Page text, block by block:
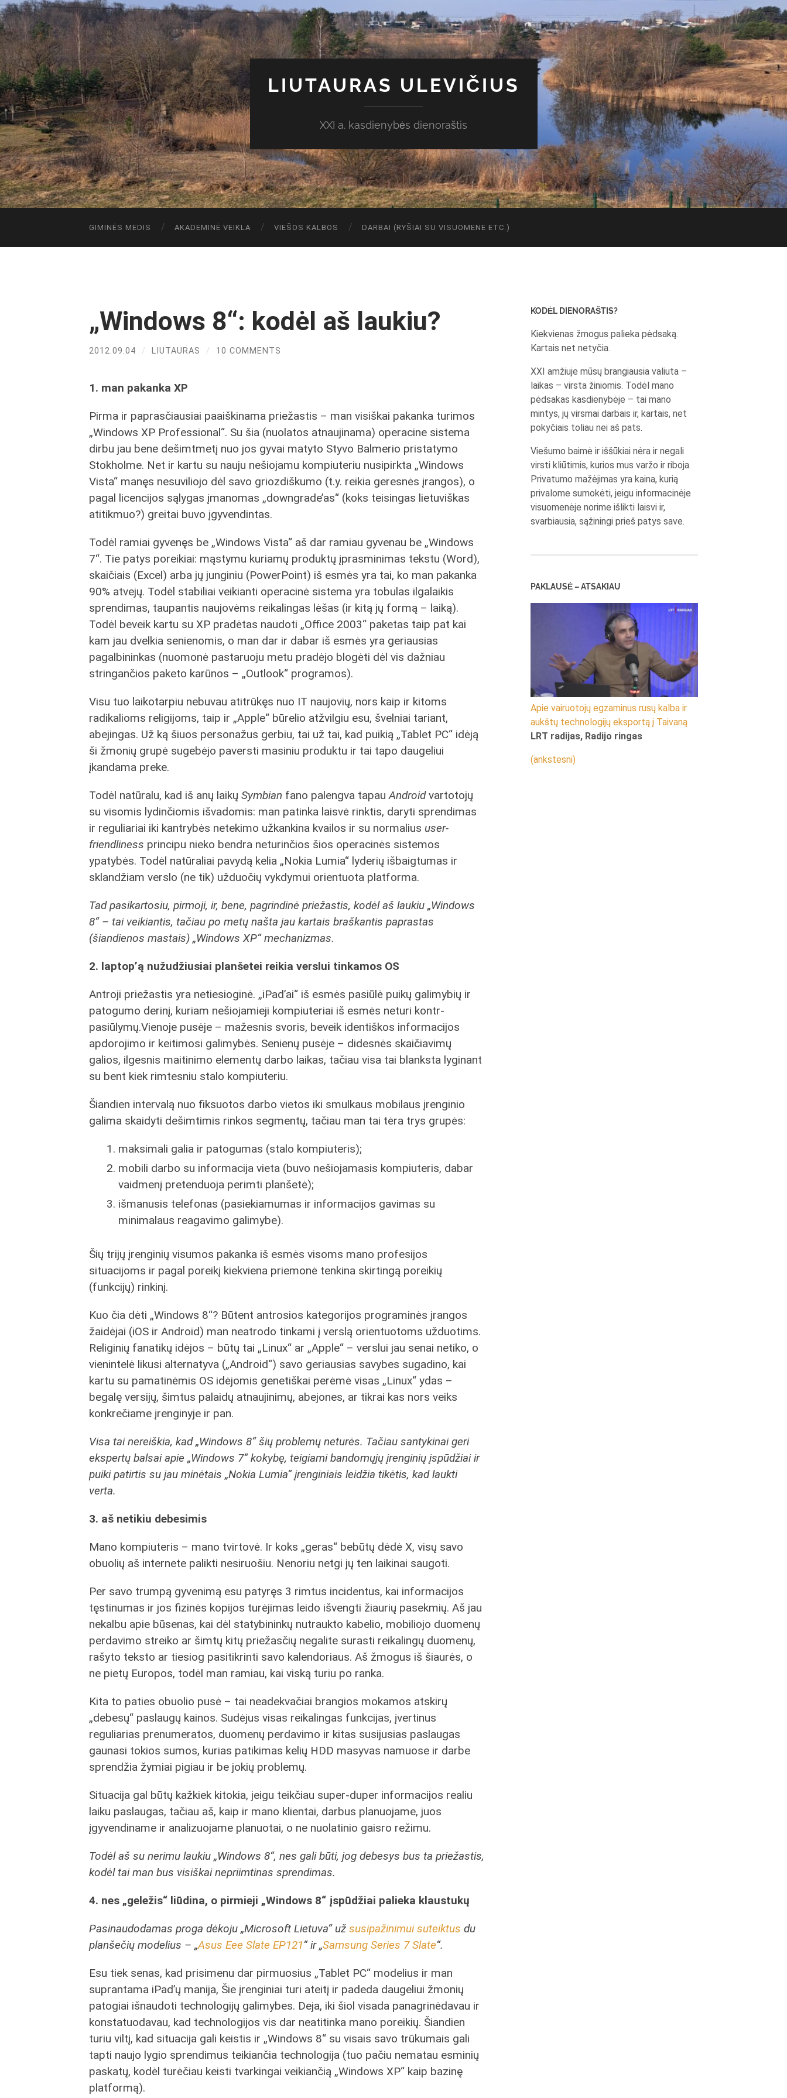
LIUTAURAS ULEVIČIUS
XXI a. kasdienybės dienoraštis
GIMINĖS MEDIS AKADEMINĖ VEIKLA VIEŠOS KALBOS DARBAI (RYŠIAI SU VISUOMENE ETC.)
„Windows 8“: kodėl aš laukiu?
2012.09.04 / LIUTAURAS / 10 COMMENTS
1. man pakanka XP
Pirma ir paprasčiausiai paaiškinama priežastis – man visiškai pakanka turimos
„Windows XP Professional“. Su šia (nuolatos atnaujinama) operacine sistema
dirbu jau bene dešimtmetį nuo jos gyvai matyto Styvo Balmerio pristatymo
Stokholme. Net ir kartu su nauju nešiojamu kompiuteriu nusipirkta „Windows
Vista“ manęs nesuviliojo dėl savo griozdiškumo (t.y. reikia geresnės įrangos), o
pagal licencijos sąlygas įmanomas „downgrade’as“ (koks teisingas lietuviškas
atitikmuo?) greitai buvo įgyvendintas.
Todėl ramiai gyvenęs be „Windows Vista“ aš dar ramiau gyvenau be „Windows
7“. Tie patys poreikiai: mąstymu kuriamų produktų įprasminimas tekstu (Word),
skaičiais (Excel) arba jų junginiu (PowerPoint) iš esmės yra tai, ko man pakanka
90% atvejų. Todėl stabiliai veikianti operacinė sistema yra tobulas ilgalaikis
sprendimas, taupantis naujovėms reikalingas lėšas (ir kitą jų formą – laiką).
Todėl beveik kartu su XP pradėtas naudoti „Office 2003“ paketas taip pat kai
kam jau dvelkia senienomis, o man dar ir dabar iš esmės yra geriausias
pagalbininkas (nuomonė pastaruoju metu pradėjo blogėti dėl vis dažniau
stringančios paketo karūnos – „Outlook“ programos).
Visu tuo laikotarpiu nebuvau atitrūkęs nuo IT naujovių, nors kaip ir kitoms
radikalioms religijoms, taip ir „Apple“ būrelio atžvilgiu esu, švelniai tariant,
abejingas. Už ką šiuos personažus gerbiu, tai už tai, kad puikią „Tablet PC“ idėją
ši žmonių grupė sugebėjo paversti masiniu produktu ir tai tapo daugeliui
įkandama preke.
Todėl natūralu, kad iš anų laikų Symbian fano palengva tapau Androidvartotojų
su visomis lydinčiomis išvadomis: man patinka laisvė rinktis, daryti sprendimas
ir reguliariai iki kantrybės netekimo užkankina kvailos ir su normalius user-
friendliness principu nieko bendra neturinčios šios operacinės sistemos
ypatybės. Todėl natūraliai pavydą kelia „Nokia Lumia“ lyderių išbaigtumas ir
sklandžiam verslo (ne tik) užduočių vykdymui orientuota platforma.
Tad pasikartosiu, pirmoji, ir, bene, pagrindinė priežastis, kodėl aš laukiu „Windows
8“ – tai veikiantis, tačiau po metų našta jau kartais braškantis paprastas
(šiandienos mastais) „Windows XP“ mechanizmas.
2. laptop’ą nužudžiusiai planšetei reikia verslui tinkamos OS
Antroji priežastis yra netiesioginė. „iPad’ai“ iš esmės pasiūlė puikų galimybių ir
patogumo derinį, kuriam nešiojamieji kompiuteriai iš esmės neturi kontr-
pasiūlymų.Vienoje pusėje – mažesnis svoris, beveik identiškos informacijos
apdorojimo ir keitimosi galimybės. Senienų pusėje – didesnės skaičiavimų
galios, ilgesnis maitinimo elementų darbo laikas, tačiau visa tai blanksta lyginant
su bent kiek rimtesniu stalo kompiuteriu.
Šiandien intervalą nuo fiksuotos darbo vietos iki smulkaus mobilaus įrenginio
galima skaidyti dešimtimis rinkos segmentų, tačiau man tai tėra trys grupės:
maksimali galia ir patogumas (stalo kompiuteris);
mobili darbo su informacija vieta (buvo nešiojamasis kompiuteris, dabar
vaidmenį pretenduoja perimti planšetė);
išmanusis telefonas (pasiekiamumas ir informacijos gavimas su
minimalaus reagavimo galimybe).
Šių trijų įrenginių visumos pakanka iš esmės visoms mano profesijos
situacijoms ir pagal poreikį kiekviena priemonė tenkina skirtingą poreikių
(funkcijų) rinkinį.
Kuo čia dėti „Windows 8“? Būtent antrosios kategorijos programinės įrangos
žaidėjai (iOS ir Android) man neatrodo tinkami į verslą orientuotoms užduotims.
Religinių fanatikų idėjos – būtų tai „Linux“ ar „Apple“ – verslui jau senai netiko, o
vienintelė likusi alternatyva („Android“) savo geriausias savybes sugadino, kai
kartu su pamatinėmis OS idėjomis genetiškai perėmė visas „Linux“ ydas –
begalę versijų, šimtus palaidų atnaujinimų, abejones, ar tikrai kas nors veiks
konkrečiame įrenginyje ir pan.
Visa tai nereiškia, kad „Windows 8“ šių problemų neturės. Tačiau santykinai geri
ekspertų balsai apie „Windows 7“ kokybę, teigiami bandomųjų įrenginių įspūdžiai ir
puiki patirtis su jau minėtais „Nokia Lumia“ įrenginiais leidžia tikėtis, kad laukti
verta.
3. aš netikiu debesimis
Mano kompiuteris – mano tvirtovė. Ir koks „geras“ bebūtų dėdė X, visų savo
obuolių aš internete palikti nesiruošiu. Nenoriu netgi jų ten laikinai saugoti.
Per savo trumpą gyvenimą esu patyręs 3 rimtus incidentus, kai informacijos
tęstinumas ir jos fizinės kopijos turėjimas leido išvengti žiaurių pasekmių. Aš jau
nekalbu apie būsenas, kai dėl statybininkų nutraukto kabelio, mobiliojo duomenų
perdavimo streiko ar šimtų kitų priežasčių negalite surasti reikalingų duomenų,
rašyto teksto ar tiesiog pasitikrinti savo kalendoriaus. Aš žmogus iš šiaurės, o
ne pietų Europos, todėl man ramiau, kai viską turiu po ranka.
Kita to paties obuolio pusė – tai neadekvačiai brangios mokamos atskirų
„debesų“ paslaugų kainos. Sudėjus visas reikalingas funkcijas, įvertinus
reguliarias prenumeratos, duomenų perdavimo ir kitas susijusias paslaugas
gaunasi tokios sumos, kurias patikimas kelių HDD masyvas namuose ir darbe
sprendžia žymiai pigiau ir be jokių problemų.
Situacija gal būtų kažkiek kitokia, jeigu teikčiau super-duper informacijos realiu
laiku paslaugas, tačiau aš, kaip ir mano klientai, darbus planuojame, juos
įgyvendiname ir analizuojame planuotai, o ne nuolatinio gaisro režimu.
Todėl aš su nerimu laukiu „Windows 8“, nes gali būti, jog debesys bus ta priežastis,
kodėl tai man bus visiškai nepriimtinas sprendimas.
4. nes „geležis“ liūdina, o pirmieji „Windows 8“ įspūdžiai palieka klaustukų
Pasinaudodamas proga dėkoju „Microsoft Lietuva“ už susipažinimui suteiktus du
planšečių modelius – „Asus Eee Slate EP121“ ir „Samsung Series 7 Slate“.
Esu tiek senas, kad prisimenu dar pirmuosius „Tablet PC“ modelius ir man
suprantama iPad’ų manija, Šie įrenginiai turi ateitį ir padeda daugeliui žmonių
patogiai išnaudoti technologijų galimybes. Deja, iki šiol visada panagrinėdavau ir
konstatuodavau, kad technologijos vis dar neatitinka mano poreikių. Šiandien
turiu viltį, kad situacija gali keistis ir „Windows 8“ su visais savo trūkumais gali
tapti naujo lygio sprendimus teikiančia technologija (tuo pačiu nematau esminių
paskatų, kodėl turėčiau keisti tvarkingai veikiančią „Windows XP“ kaip bazinę
platformą).
KODĖL DIENORAŠTIS?
Kiekvienas žmogus palieka pėdsaką.
Kartais net netyčia.
XXI amžiuje mūsų brangiausia valiuta –
laikas – virsta žiniomis. Todėl mano
pėdsakas kasdienybėje – tai mano
mintys, jų virsmai darbais ir, kartais, net
pokyčiais toliau nei aš pats.
Viešumo baimė ir iššūkiai nėra ir negali
virsti kliūtimis, kurios mus varžo ir riboja.
Privatumo mažėjimas yra kaina, kurią
privalome sumokėti, jeigu informacinėje
visuomenėje norime išlikti laisvi ir,
svarbiausia, sąžiningi prieš patys save.
PAKLAUSĖ – ATSAKIAU
Apie vairuotojų egzaminus rusų kalba ir
aukštų technologijų eksportą į Taivaną
LRT radijas, Radijo ringas
(ankstesni)